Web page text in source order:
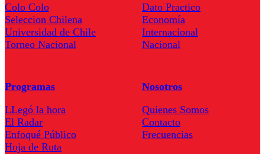
Colo Colo
Seleccion Chilena
Universidad de Chile
Torneo Nacional
Dato Practico
Economía
Internacional
Nacional
Programas
LLegó la hora
El Radar
Enfoqué Público
Hoja de Ruta
Nosotros
Quienes Somos
Contacto
Frecuencias